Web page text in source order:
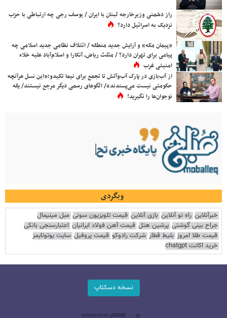
راز دشمنی وزیرخارجه لبنان با ایران / یوسف رجی چه ارتباطی با حزب
نزدیک به اسرائیل دارد؟
«پیمان مکه» و آرایش جدید منطقه / ائتلاف نظامی جدید اسلامی چه
پیامی برای تهران دارد؟ / مثلث ریاض، آنکارا و اسلام‌آباد علیه خلاء
امنیتی غرب
از آب‌بازی در پارک آب‌وآتش تا تجمع برای نیما تکیدو؛«این نسل هرآنچه
حکومتی نیست می‌پسندند»/ الگوهای رسمی دیگر مرجع نیستند/ یقه
نوجوان‌ها را نگیرید!
وبگردی
خبرآنلاین راه نو آنلاین بازی آنلاین قیمت تلویزیون سونی مبل مینیمال
جراح بینی گوشتی پرشین هتل قیمت آهن فولاد ایرانیان اعتبارسنجی بانکی
قیمت طلا امروز بلیط قطار شرکت رادوکو قیمت پروفیل سایت یوتوتایمز
خرید اکانت chatgpt
نسخه دسکتاپ